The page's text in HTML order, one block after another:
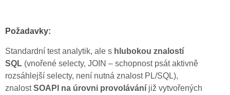
Požadavky:
Standardní test analytik, ale s hlubokou znalostí
SQL (vnořené selecty, JOIN – schopnost psát aktivně
rozsáhlejší selecty, není nutná znalost PL/SQL),
znalostSOAPI na úrovni provolávání již vytvořených